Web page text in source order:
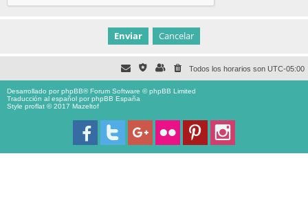
Todos los horarios son UTC-05:00
Desarrollado porphpBB® Forum Software © phpBB Limited
Traducción al español porphpBB España
Style proflat © 2017 Mazeltof